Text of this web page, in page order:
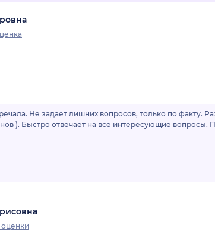
Не задает лишних вопросов, только по факту.
). Быстро отвечает на все интересующие вопросы.
оценки